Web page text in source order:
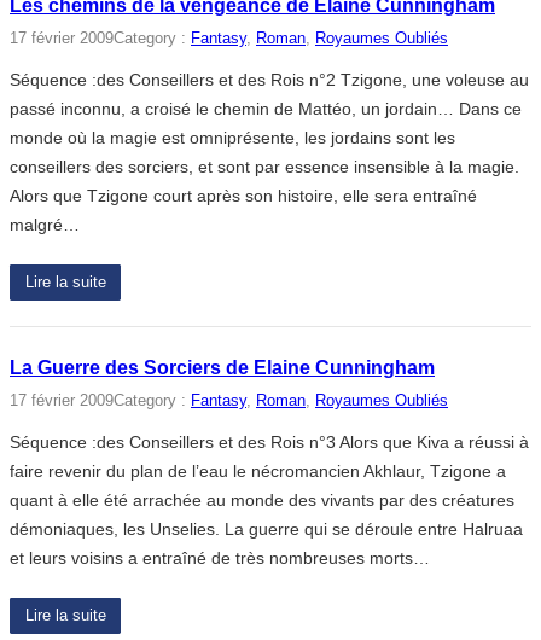
Les chemins de la vengeance de Elaine Cunningham
17 février 2009Category : Fantasy, Roman, Royaumes Oubliés
Séquence :des Conseillers et des Rois n°2 Tzigone, une voleuse au
passé inconnu, a croisé le chemin de Mattéo, un jordain… Dans ce
monde où la magie est omniprésente, les jordains sont les
conseillers des sorciers, et sont par essence insensible à la magie.
Alors que Tzigone court après son histoire, elle sera entraîné
malgré…
Lire la suite
La Guerre des Sorciers de Elaine Cunningham
17 février 2009Category : Fantasy, Roman, Royaumes Oubliés
Séquence :des Conseillers et des Rois n°3 Alors que Kiva a réussi à
faire revenir du plan de l’eau le nécromancien Akhlaur, Tzigone a
quant à elle été arrachée au monde des vivants par des créatures
démoniaques, les Unselies. La guerre qui se déroule entre Halruaa
et leurs voisins a entraîné de très nombreuses morts…
Lire la suite